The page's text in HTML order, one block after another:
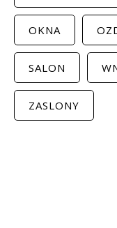
OKNA
SALON
ZASLONY